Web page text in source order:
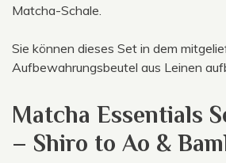
Matcha-Schale.
Sie können dieses Set in dem
Aufbewahrungsbeutel aus Leinen
Matcha Essentials
– Shiro to Ao &